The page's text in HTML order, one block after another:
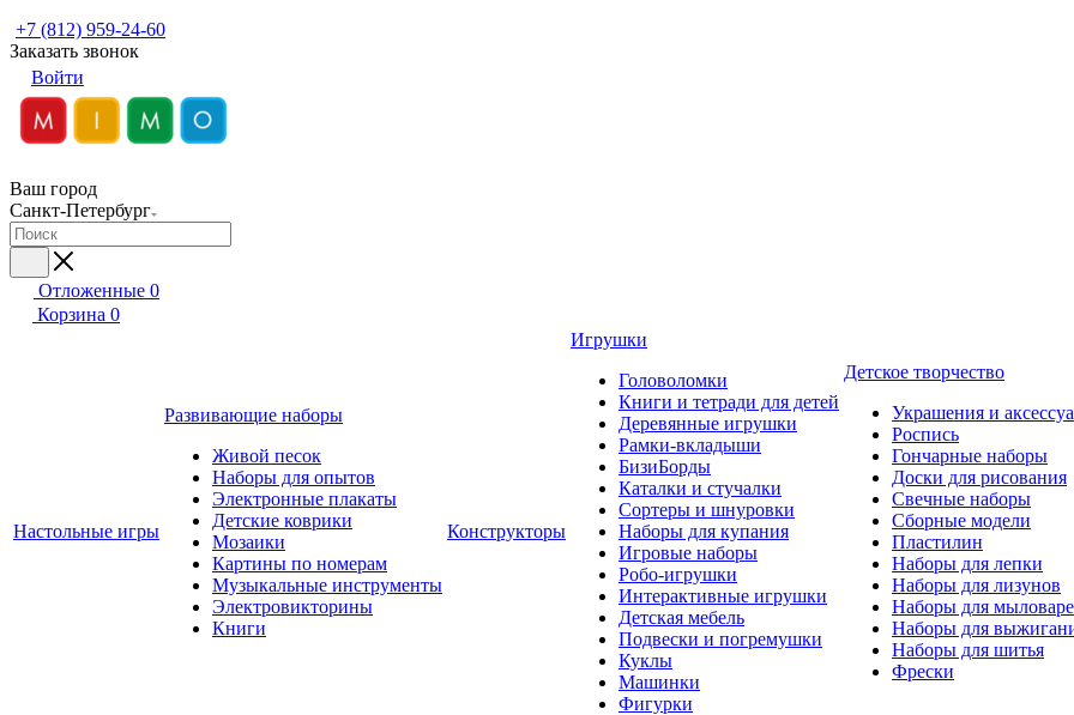
+7 (812) 959-24-60
Заказать звонок
Войти
Ваш город
Санкт-Петербург
Отложенные 0
Корзина 0
Настольные игры
Развивающие наборы
Живой песок
Наборы для опытов
Электронные плакаты
Детские коврики
Мозаики
Картины по номерам
Музыкальные инструменты
Электровикторины
Книги
Конструкторы
Игрушки
Головоломки
Книги и тетради для детей
Деревянные игрушки
Рамки-вкладыши
БизиБорды
Каталки и стучалки
Сортеры и шнуровки
Наборы для купания
Игровые наборы
Робо-игрушки
Интерактивные игрушки
Детская мебель
Подвески и погремушки
Куклы
Машинки
Фигурки
Детское творчество
Украшения и
Роспись
Гончарные наборы
Доски для рисования
Свечные наборы
Сборные модели
Пластилин
Наборы для лепки
Наборы для лизунов
Наборы для
Наборы для
Наборы для шитья
Фрески